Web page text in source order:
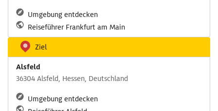
Umgebung entdecken
Reiseführer Frankfurt am Main
Ziel
Alsfeld
36304 Alsfeld, Hessen, Deutschland
Umgebung entdecken